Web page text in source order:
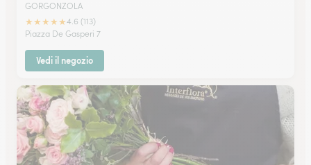
GORGONZOLA
★★★★★4.6 (113)
Piazza De Gasperi 7
Vedi il negozio